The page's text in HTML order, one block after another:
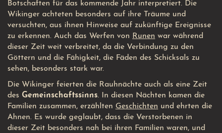
Botschaften für das kommende Jahr interpretiert. Die
Wikinger achteten besonders auf ihre Träume und
versuchten, aus ihnen Hinweise auf zukünftige Ereignisse
zu erkennen. Auch das Werfen von Runen war während
dieser Zeit weit verbreitet, da die Verbindung zu den
Göttern und die Fähigkeit, die Fäden des Schicksals zu
sehen, besonders stark war.
Die Wikinger feierten die Rauhnächte auch als eine Zeit
des Gemeinschaftssinns. In diesen Nächten kamen die
Familien zusammen, erzählten Geschichten und ehrten die
Ahnen. Es wurde geglaubt, dass die Verstorbenen in
dieser Zeit besonders nah bei ihren Familien waren, und